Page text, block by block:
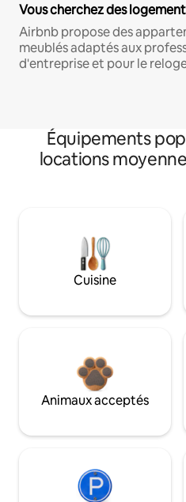
Vous cherchez des
Airbnb propose des
meublés adaptés aux
d'entreprise et pour le
Équipements
locations
Cuisine
Animaux acceptés